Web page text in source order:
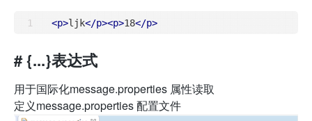
<p>ljk</p><p>18</p>
# {...}表达式
用于国际化message.properties 属性读取
定义message.properties 配置文件